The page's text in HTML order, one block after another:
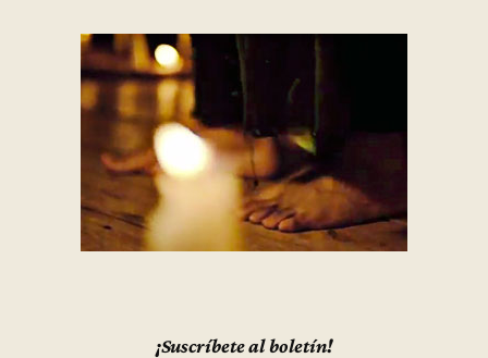
¡Suscríbete al boletín!